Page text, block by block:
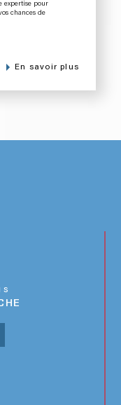
expertise pour
chances de
en savoir plus